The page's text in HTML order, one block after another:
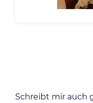
Schreibt mir auch